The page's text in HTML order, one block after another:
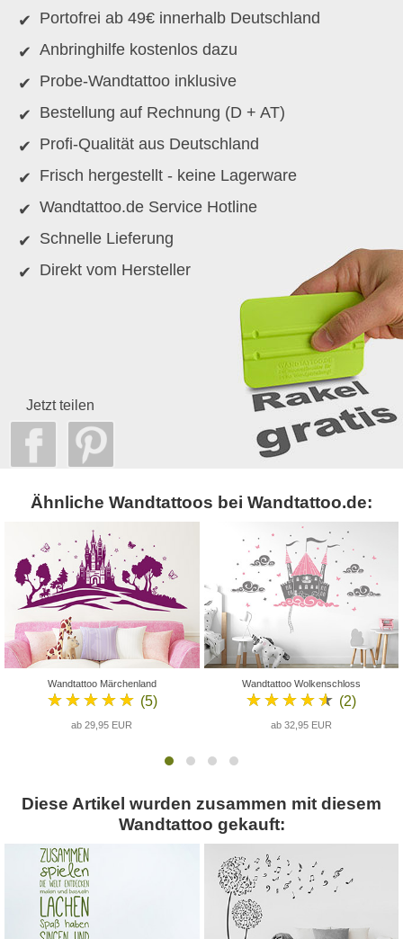
Portofrei ab 49€ innerhalb Deutschland
Anbringhilfe kostenlos dazu
Probe-Wandtattoo inklusive
Bestellung auf Rechnung (D + AT)
Profi-Qualität aus Deutschland
Frisch hergestellt - keine Lagerware
Wandtattoo.de Service Hotline
Schnelle Lieferung
Direkt vom Hersteller
Jetzt teilen
Ähnliche Wandtattoos bei Wandtattoo.de:
Wandtattoo Märchenland
★★★★★ (5)
ab 29,95 EUR
Wandtattoo Wolkenschloss
★★★★★ (2)
ab 32,95 EUR
Diese Artikel wurden zusammen mit diesem
Wandtattoo gekauft: